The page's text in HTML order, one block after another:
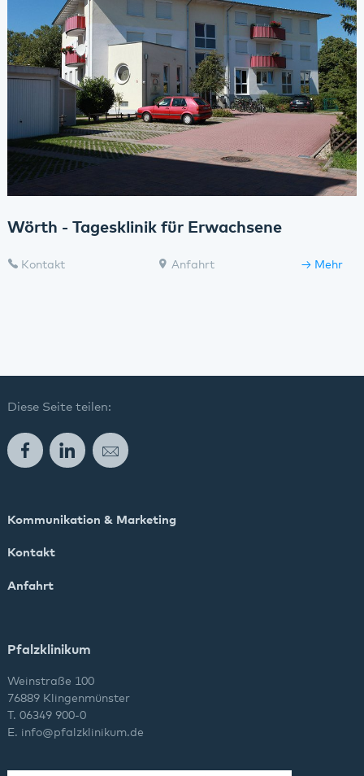
Wörth - Tagesklinik für Erwachsene
Kontakt Anfahrt Mehr
Diese Seite teilen:
FacebookLinkedInE-Mail
Kommunikation & Marketing
Kontakt
Anfahrt
Pfalzklinikum
Weinstraße 100
76889 Klingenmünster
T. 06349 900-0
E. info@pfalzklinikum.de